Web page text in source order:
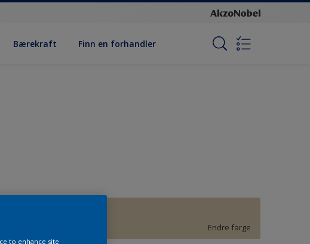
Bærekraft Finn en forhandler
Endre farge
to enhance site